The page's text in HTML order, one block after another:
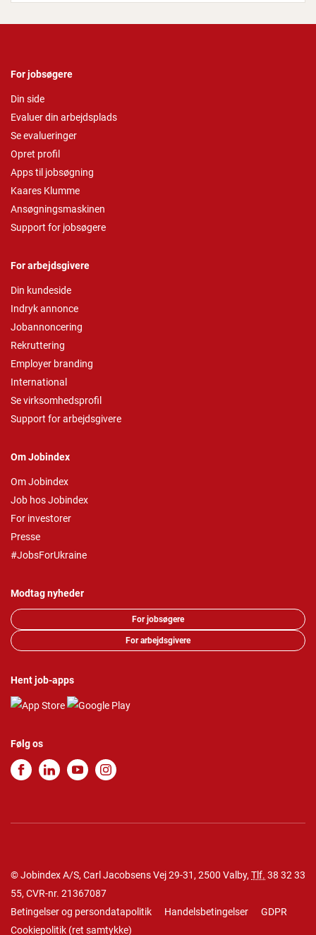
For jobsøgere
Din side
Evaluer din arbejdsplads
Se evalueringer
Opret profil
Apps til jobsøgning
Kaares Klumme
Ansøgningsmaskinen
Support for jobsøgere
For arbejdsgivere
Din kundeside
Indryk annonce
Jobannoncering
Rekruttering
Employer branding
International
Se virksomhedsprofil
Support for arbejdsgivere
Om Jobindex
Om Jobindex
Job hos Jobindex
For investorer
Presse
#JobsForUkraine
Modtag nyheder
For jobsøgere
For arbejdsgivere
Hent job-apps
Følg os
© Jobindex A/S, Carl Jacobsens Vej 29-31, 2500 Valby, Tlf. 38 32 33
55, CVR-nr. 21367087
Betingelser og persondatapolitik
Handelsbetingelser
GDPR
Cookiepolitik (ret samtykke)